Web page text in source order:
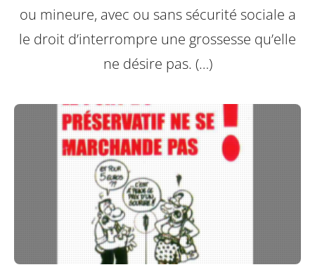
ou mineure, avec ou sans sécurité sociale a
le droit d’interrompre une grossesse qu’elle
ne désire pas. (…)